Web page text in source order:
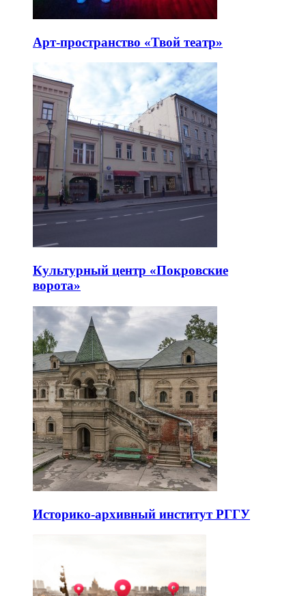
Арт-пространство «Твой театр»
Культурный центр «Покровские
ворота»
Историко-архивный институт РГГУ